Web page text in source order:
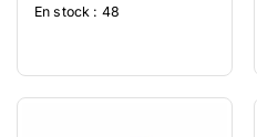
En stock : 48